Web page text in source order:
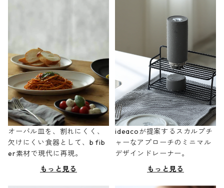
オーバル皿を、割れにくく、
欠けにくい食器として、b fib
er素材で現代に再現。
もっと見る
ideacoが提案するスカルプチ
ャーなアプローチのミニマル
デザインドレーナー。
もっと見る